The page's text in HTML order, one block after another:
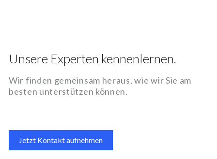
Unsere Experten kennenlernen.
Wir finden gemeinsam heraus, wie wir Sie am
besten unterstützen können.
Jetzt Kontakt aufnehmen